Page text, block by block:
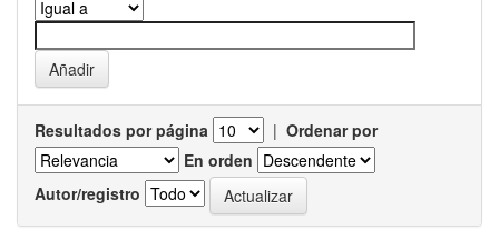
Resultados por página | Ordenar por
En orden
Autor/registro